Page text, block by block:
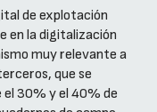
de explotación
en la digitalización
muy relevante a
que se
30% y el 40% de